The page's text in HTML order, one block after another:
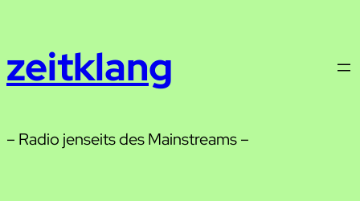
springen
zeitklang
– Radio jenseits des Mainstreams –